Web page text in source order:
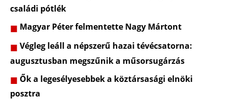
családi pótlék
Magyar Péter felmentette Nagy Mártont
Végleg leáll a népszerű hazai tévécsatorna:
augusztusban megszűnik a műsorsugárzás
Ők a legesélyesebbek a köztársasági elnöki
posztra